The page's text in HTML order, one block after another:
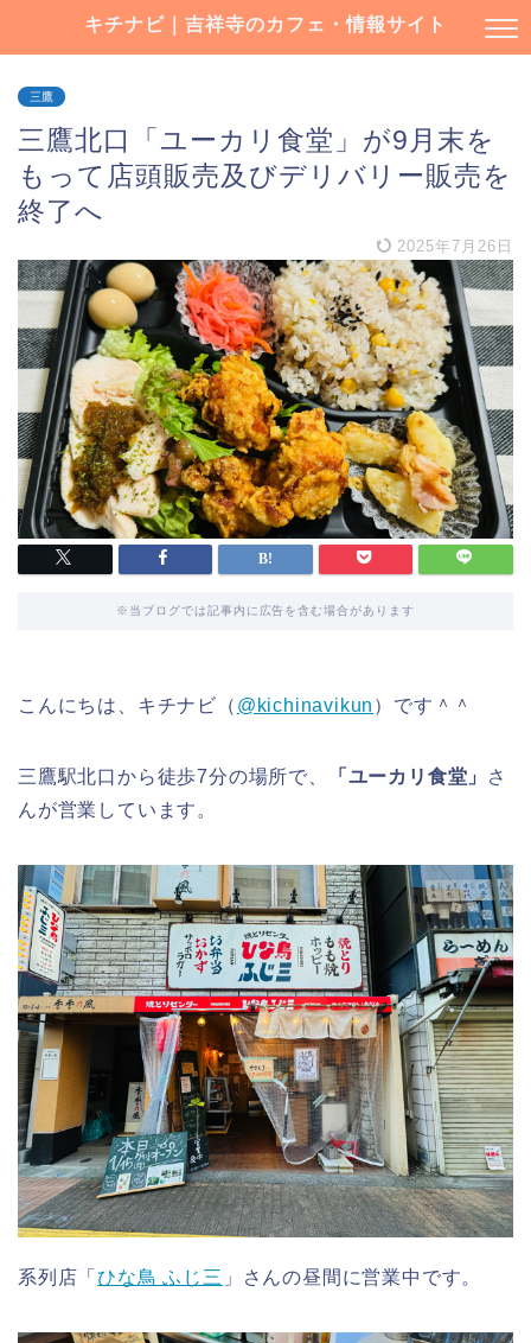
キチナビ｜吉祥寺のカフェ・情報サイト
三鷹
三鷹北口「ユーカリ食堂」が9月末を
もって店頭販売及びデリバリー販売を
終了へ
2025年7月26日
※当ブログでは記事内に広告を含む場合があります
こんにちは、キチナビ（ @kichinavikun ）です＾＾
三鷹駅北口から徒歩7分の場所で、 「ユーカリ食堂」
さ
んが営業しています。
系列店「ひな鳥 ふじ三 」さんの昼間に営業中です。